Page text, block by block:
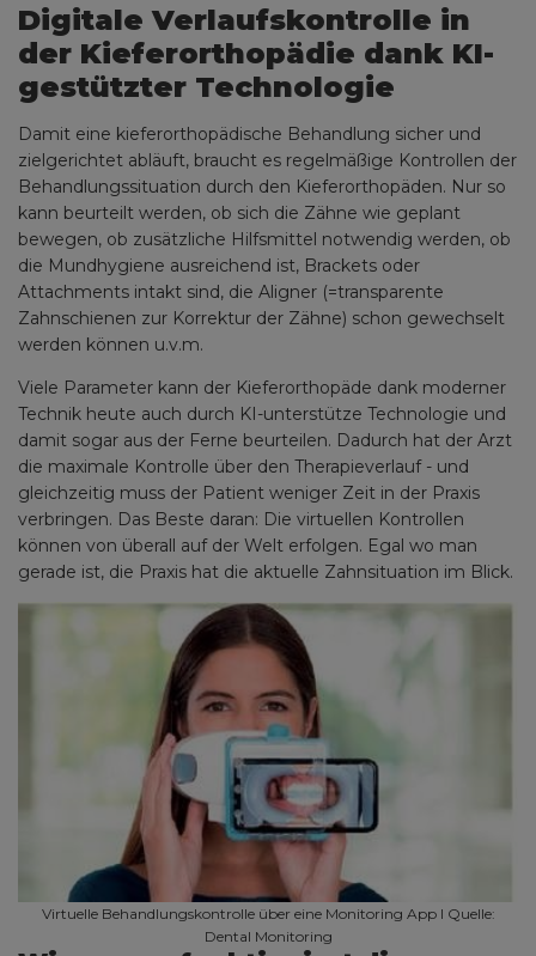
Digitale Verlaufskontrolle in
der Kieferorthopädie dank KI-
gestützter Technologie
Damit eine kieferorthopädische Behandlung sicher und
zielgerichtet abläuft, braucht es regelmäßige Kontrollen der
Behandlungssituation durch den Kieferorthopäden. Nur so
kann beurteilt werden, ob sich die Zähne wie geplant
bewegen, ob zusätzliche Hilfsmittel notwendig werden, ob
die Mundhygiene ausreichend ist, Brackets oder
Attachments intakt sind, die Aligner (=transparente
Zahnschienen zur Korrektur der Zähne) schon gewechselt
werden können u.v.m.
Viele Parameter kann der Kieferorthopäde dank moderner
Technik heute auch durch KI-unterstütze Technologie und
damit sogar aus der Ferne beurteilen. Dadurch hat der Arzt
die maximale Kontrolle über den Therapieverlauf - und
gleichzeitig muss der Patient weniger Zeit in der Praxis
verbringen. Das Beste daran: Die virtuellen Kontrollen
können von überall auf der Welt erfolgen. Egal wo man
gerade ist, die Praxis hat die aktuelle Zahnsituation im Blick.
Virtuelle Behandlungskontrolle über eine Monitoring App I Quelle:
Dental Monitoring